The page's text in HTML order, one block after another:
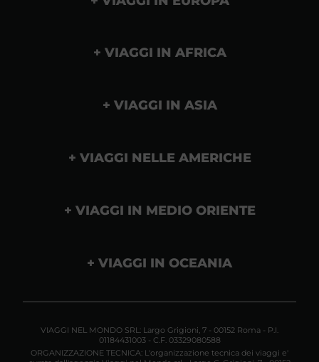
VIAGGI IN AFRICA
VIAGGI IN ASIA
VIAGGI NELLE AMERICHE
VIAGGI IN MEDIO ORIENTE
VIAGGI IN OCEANIA
VIAGGI NEL MONDO SRL: Largo Grigioni, 7 - 00152 Roma - P.I.
01184431003 - C.F. 03329080588
ORGANIZZAZIONE TECNICA: L'organizzazione tecnica dei viaggi e'